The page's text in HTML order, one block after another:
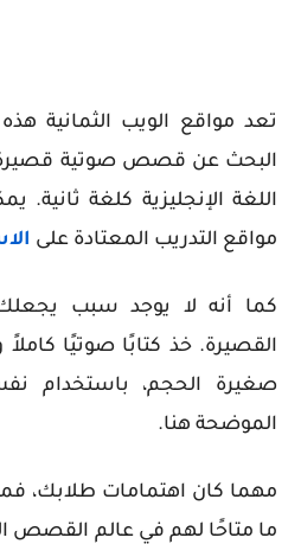
تعد مواقع الويب الثمانية
البحث عن قصص صوتية
اللغة الإنجليزية كلغة ثانية.
مواقع التدريب المعتادة على
كما أنه لا يوجد سبب
القصيرة. خذ كتابًا صوتيًا
صغيرة الحجم، باستخدام
الموضحة هنا.
مهما كان اهتمامات طلابك،
ما متاحًا لهم في عالم القصص